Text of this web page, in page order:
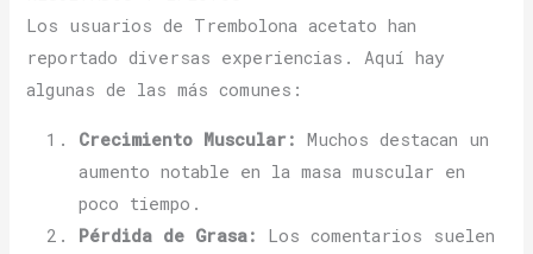
Los usuarios de Trembolona acetato han
reportado diversas experiencias. Aquí hay
algunas de las más comunes:
Crecimiento Muscular: Muchos destacan un
aumento notable en la masa muscular en
poco tiempo.
Pérdida de Grasa:
Los comentarios suelen